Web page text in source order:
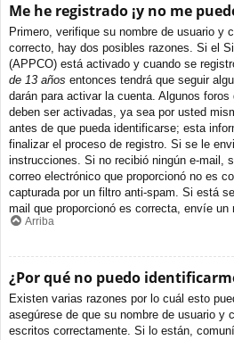
Me he registrado ¡y no me
Primero, verifique su nombre de usuario y
correcto, hay dos posibles razones. Si el
(APPCO) está activado y cuando se
de 13 años entonces tendrá que seguir
darán para activar la cuenta. Algunos
deben ser activadas, ya sea por usted
antes de que pueda identificarse; esta
finalizar el proceso de registro. Si se le
instrucciones. Si no recibió ningún e-mail,
correo electrónico que proporcionó no es
capturada por un filtro anti-spam. Si está
mail que proporcionó es correcta, envíe un
Arriba
¿Por qué no puedo
Existen varias razones por lo cuál esto
asegúrese de que su nombre de usuario y
escritos correctamente. Si lo están,